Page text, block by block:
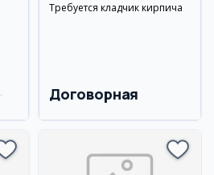
Требуется кладчик кирпича
Договорная